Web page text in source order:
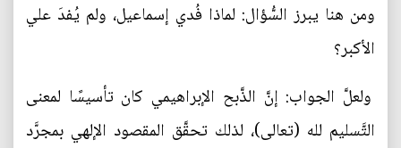
ومن هنا يبرز السُّؤال: لماذا فُدي إسماعيل، ولم يُفدَ علي
الأكبر؟
ولعلَّ الجواب: إنَّ الذَّبح الإبراهيمي كان تأسيسًا لمعنى
التَّسليم لله (تعالى)، لذلك تحقَّق المقصود الإلهي بمجرَّد